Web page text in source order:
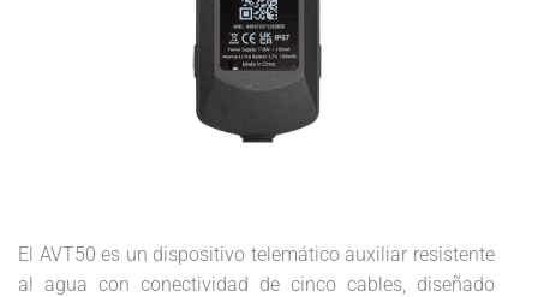
El AVT50 es un dispositivo telemático auxiliar resistente
al agua con conectividad de cinco cables, diseñado